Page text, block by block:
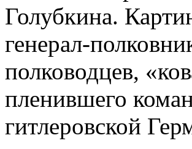
Голубкина.
генерал-
полководцев,
пленившего
гитлеровской